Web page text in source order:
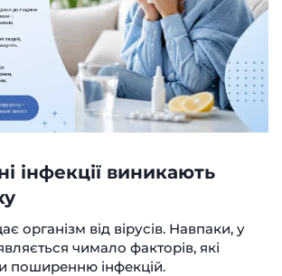
інфекції виникають
організм від вірусів. Навпаки, у
чимало факторів, які
поширенню інфекцій.